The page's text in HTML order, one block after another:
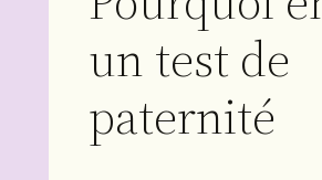
un test de
paternité